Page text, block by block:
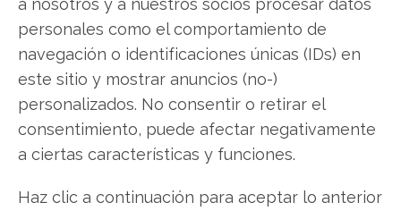
personales como el comportamiento de
navegación o identificaciones únicas (IDs) en
este sitio y mostrar anuncios (no-)
personalizados. No consentir o retirar el
consentimiento, puede afectar negativamente
a ciertas características y funciones.
Haz clic a continuación para aceptar lo anterior
o es momento de vender? En el Análisis gratuito
actual del 2 de agosto descubrirá exactamente
qué hacer.
Nvidia: ¿Comprar o vender?¡Lee más aquí!
Nvidia